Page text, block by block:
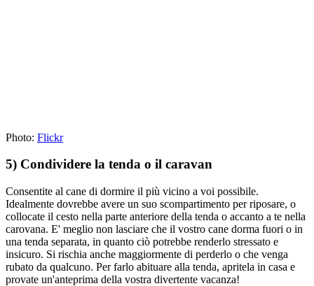
Photo: Flickr
5) Condividere la tenda o il caravan
Consentite al cane di dormire il più vicino a voi possibile.
Idealmente dovrebbe avere un suo scompartimento per riposare, o
collocate il cesto nella parte anteriore della tenda o accanto a te nella
carovana. E' meglio non lasciare che il vostro cane dorma fuori o in
una tenda separata, in quanto ciò potrebbe renderlo stressato e
insicuro. Si rischia anche maggiormente di perderlo o che venga
rubato da qualcuno. Per farlo abituare alla tenda, apritela in casa e
provate un'anteprima della vostra divertente vacanza!